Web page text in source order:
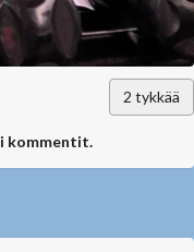
2 tykkää
kommentit.